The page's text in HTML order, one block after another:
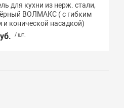
для кухни из нерж. стали,
ВОЛМАКС ( с гибким
и конической насадкой)
/ шт.